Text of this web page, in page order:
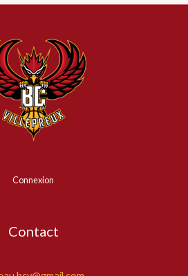
Connexion
Contact